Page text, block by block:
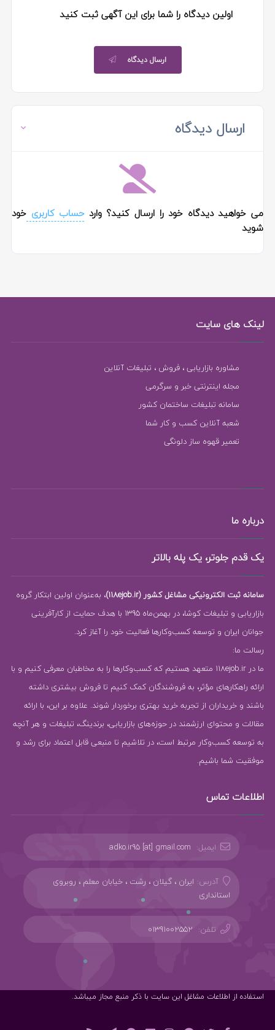
اولین دیدگاه را شما برای این آگهی ثبت کنید
ارسال دیدگاه
ارسال دیدگاه
می خواهید دیدگاه خود را ارسال کنید؟ واردحساب کاربریخود
شوید
لینک های سایت
مشاوره بازاریابی ، فروش ، تبلیغات آنلاین
مجله اینترنتی خبر و سرگرمی
سامانه تبلیغات ساختمان کشور
شعبه آنلاین کسب و کار شما
تعمیر قهوه ساز دلونگی
درباره ما
یک قدم جلوتر، یک پله بالاتر
سامانه ثبت الکترونیکی مشاغل کشور (118ejob.ir)
، به‌عنوان اولین ابتکار گروه
بازاریابی و تبلیغات کوشا، در بهمن‌ماه 1395 با هدف حمایت از کارآفرینی
جوانان ایران و توسعه کسب‌وکارها فعالیت خود را آغاز کرد.
رسالت ما:
ما در 118ejob.ir متعهد هستیم که کسب‌وکارها را به مخاطبان معرفی کنیم و با
ارائه راهکارهای مؤثر، به فروشندگان کمک کنیم تا فروش بیشتری داشته
باشند و خریداران از تجربه خرید بهتری برخوردار شوند. علاوه بر این، با ارائه
مقالات و محتوای ارزشمند در حوزه‌های بازاریابی، برندینگ، تبلیغات و هر آنچه
به توسعه کسب‌وکار مرتبط است، در تلاشیم تا منبعی قابل اعتماد برای رشد و
موفقیت شما باشیم.
اطلاعات تماس
ایمیل: adko.ir95 [at] gmail.com
آدرس: ایران ، گیلان ، رشت ، خیابان معلم ، روبروی
استانداری
تلفن: 01391002552
استفاده از اطلاعات مشاغل این سایت با ذکر منبع مجاز میباشد.